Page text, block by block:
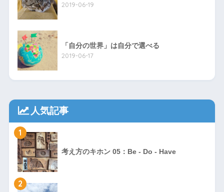
2019-06-19
「自分の世界」は自分で選べる
2019-06-17
人気記事
1
考え方のキホン 05：Be - Do - Have
2